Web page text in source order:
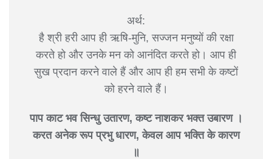
अर्थ:
है श्री हरी आप ही ऋषि-मुनि, सज्जन मनुष्यों की रक्षा
करते हो और उनके मन को आनंदित करते हो। आप ही
सुख प्रदान करने वाले हैं और आप ही हम सभी के कष्टों
को हरने वाले हैं।
पाप काट भव सिन्धु उतारण, कष्ट नाशकर भक्त उबारण ।
करत अनेक रूप प्रभु धारण, केवल आप भक्ति के कारण
॥